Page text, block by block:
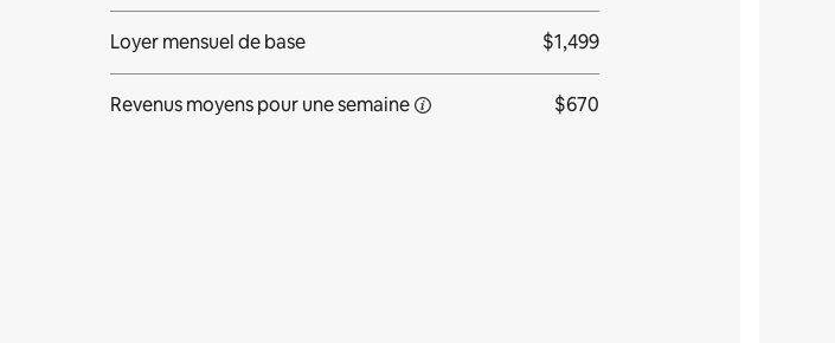
Loyer mensuel de base $1,499
Revenus moyens pour unesemaine $670